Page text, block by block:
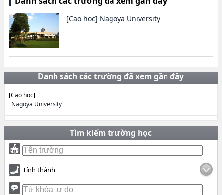
[Cao học] Nagoya University
Danh sách các trường đã xem gần đây
[Cao học]
Nagoya University
Tìm kiếm trường học
Tỉnh thành